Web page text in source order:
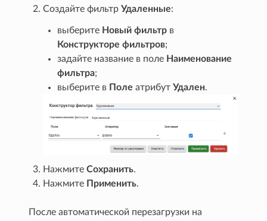
Создайте фильтрУдаленные:
выберите Новый фильтр в
Конструкторе фильтров;
задайте название в поле Наименование
фильтра;
выберите в Поле атрибутУдален.
НажмитеСохранить.
Нажмите Применить.
После автоматической перезагрузки на